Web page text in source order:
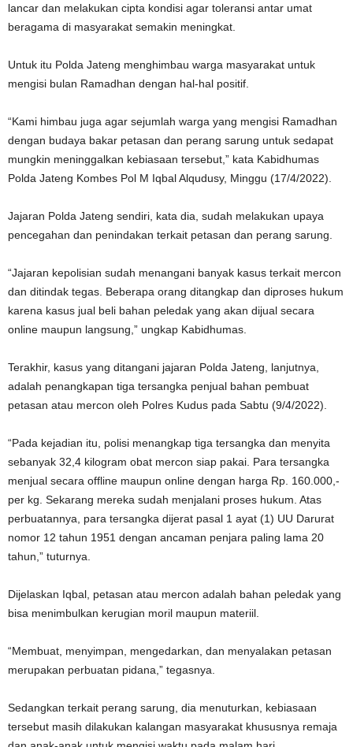
lancar dan melakukan cipta kondisi agar toleransi antar umat
beragama di masyarakat semakin meningkat.
Untuk itu Polda Jateng menghimbau warga masyarakat untuk
mengisi bulan Ramadhan dengan hal-hal positif.
“Kami himbau juga agar sejumlah warga yang mengisi Ramadhan
dengan budaya bakar petasan dan perang sarung untuk sedapat
mungkin meninggalkan kebiasaan tersebut,” kata Kabidhumas
Polda Jateng Kombes Pol M Iqbal Alqudusy, Minggu (17/4/2022).
Jajaran Polda Jateng sendiri, kata dia, sudah melakukan upaya
pencegahan dan penindakan terkait petasan dan perang sarung.
“Jajaran kepolisian sudah menangani banyak kasus terkait mercon
dan ditindak tegas. Beberapa orang ditangkap dan diproses hukum
karena kasus jual beli bahan peledak yang akan dijual secara
online maupun langsung,” ungkap Kabidhumas.
Terakhir, kasus yang ditangani jajaran Polda Jateng, lanjutnya,
adalah penangkapan tiga tersangka penjual bahan pembuat
petasan atau mercon oleh Polres Kudus pada Sabtu (9/4/2022).
“Pada kejadian itu, polisi menangkap tiga tersangka dan menyita
sebanyak 32,4 kilogram obat mercon siap pakai. Para tersangka
menjual secara offline maupun online dengan harga Rp. 160.000,-
per kg. Sekarang mereka sudah menjalani proses hukum. Atas
perbuatannya, para tersangka dijerat pasal 1 ayat (1) UU Darurat
nomor 12 tahun 1951 dengan ancaman penjara paling lama 20
tahun,” tuturnya.
Dijelaskan Iqbal, petasan atau mercon adalah bahan peledak yang
bisa menimbulkan kerugian moril maupun materiil.
“Membuat, menyimpan, mengedarkan, dan menyalakan petasan
merupakan perbuatan pidana,” tegasnya.
Sedangkan terkait perang sarung, dia menuturkan, kebiasaan
tersebut masih dilakukan kalangan masyarakat khususnya remaja